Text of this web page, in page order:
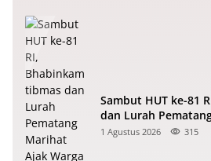
Sambut HUT ke-81
dan Lurah
Kibarkan Merah Putih
1 Agustus 2026 315